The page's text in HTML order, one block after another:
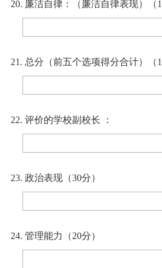
20. 廉洁自律：（廉洁自律表现）（
21. 总分（前五个选项得分合计）（
22. 评价的学校副校长 ：
23. 政治表现（30分）
24. 管理能力（20分）